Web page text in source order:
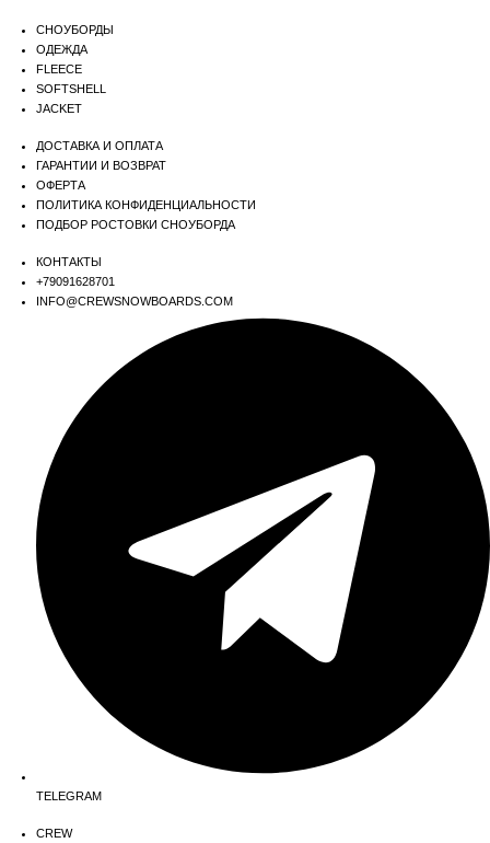
СНОУБОРДЫ
ОДЕЖДА
FLEECE
SOFTSHELL
JACKET
ДОСТАВКА И ОПЛАТА
ГАРАНТИИ И ВОЗВРАТ
ОФЕРТА
ПОЛИТИКА КОНФИДЕНЦИАЛЬНОСТИ
ПОДБОР РОСТОВКИ СНОУБОРДА
КОНТАКТЫ
+79091628701
INFO@CREWSNOWBOARDS.COM
TELEGRAM
CREW